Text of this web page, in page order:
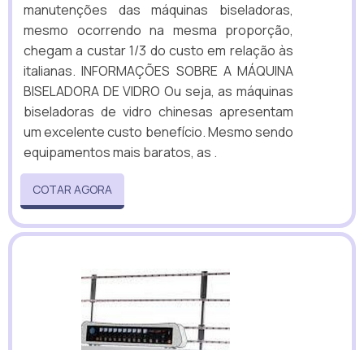
manutenções das máquinas biseladoras,
mesmo ocorrendo na mesma proporção,
chegam a custar 1/3 do custo em relação às
italianas. INFORMAÇÕES SOBRE A MÁQUINA
BISELADORA DE VIDRO Ou seja, as máquinas
biseladoras de vidro chinesas apresentam
um excelente custo benefício. Mesmo sendo
equipamentos mais baratos, as .
COTAR AGORA